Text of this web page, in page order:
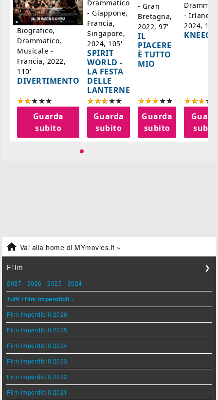
Biografico,
Drammatico,
Musicale -
Francia, 2022,
110'
DIVERTIMENTO
Guarda
subito
Drammatico
- Giappone,
Francia,
Singapore,
2024, 105'
SPIRIT
WORLD -
LA FESTA
DELLE
LANTERNE
Guarda
subito
- Gran
Bretagna,
2022, 97'
IL
PIACERE
È TUTTO
MIO
Guarda
subito
- Irlanda,
2024,
 Vai alla home di MYmovies.it »
Film ❯
2027 - 2026 -2025 - 2024
Tutti i film imperdibili »
Film imperdibili 2026
Film imperdibili 2025
Film imperdibili 2024
Film imperdibili 2023
Film imperdibili 2022
Film imperdibili 2021